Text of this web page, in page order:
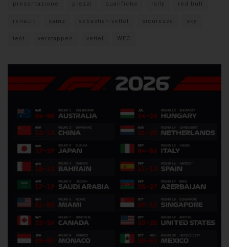
presentazione prezzi qualifiche rally red bull
renault sainz sebastian vettel sicurezza sky
test verstappen vettel WEC